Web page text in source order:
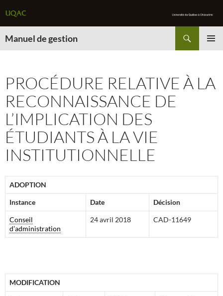
Manuel de gestion
PROCÉDURE RELATIVE À LA
RECONNAISSANCE DE
L’IMPLICATION DES
ÉTUDIANTS À LA VIE
INSTITUTIONNELLE
ADOPTION
Instance Date Décision
Conseil
d’administration
24 avril 2018 CAD-11649
MODIFICATION